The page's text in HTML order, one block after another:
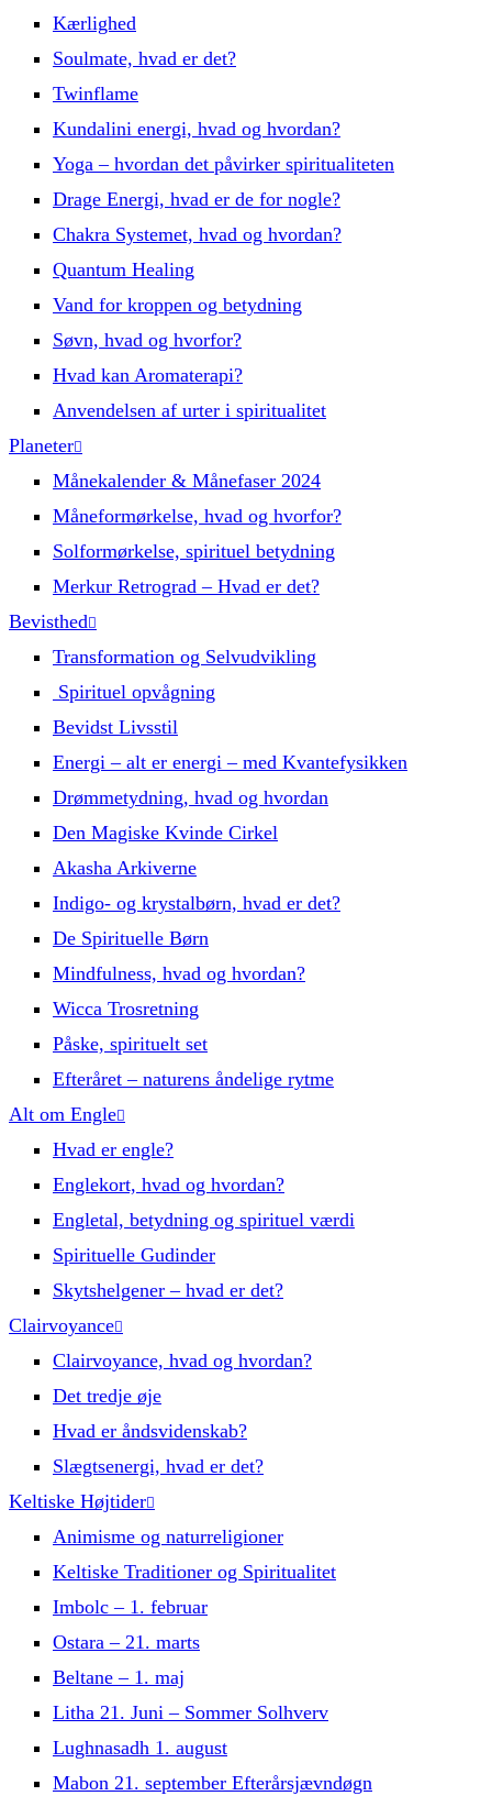
Kærlighed
Soulmate, hvad er det?
Twinflame
Kundalini energi, hvad og hvordan?
Yoga – hvordan det påvirker spiritualiteten
Drage Energi, hvad er de for nogle?
Chakra Systemet, hvad og hvordan?
Quantum Healing
Vand for kroppen og betydning
Søvn, hvad og hvorfor?
Hvad kan Aromaterapi?
Anvendelsen af urter i spiritualitet
Planeter
Månekalender & Månefaser 2024
Måneformørkelse, hvad og hvorfor?
Solformørkelse, spirituel betydning
Merkur Retrograd – Hvad er det?
Bevisthed
Transformation og Selvudvikling
Spirituel opvågning
Bevidst Livsstil
Energi – alt er energi – med Kvantefysikken
Drømmetydning, hvad og hvordan
Den Magiske Kvinde Cirkel
Akasha Arkiverne
Indigo- og krystalbørn, hvad er det?
De Spirituelle Børn
Mindfulness, hvad og hvordan?
Wicca Trosretning
Påske, spirituelt set
Efteråret – naturens åndelige rytme
Alt om Engle
Hvad er engle?
Englekort, hvad og hvordan?
Engletal, betydning og spirituel værdi
Spirituelle Gudinder
Skytshelgener – hvad er det?
Clairvoyance
Clairvoyance, hvad og hvordan?
Det tredje øje
Hvad er åndsvidenskab?
Slægtsenergi, hvad er det?
Keltiske Højtider
Animisme og naturreligioner
Keltiske Traditioner og Spiritualitet
Imbolc – 1. februar
Ostara – 21. marts
Beltane – 1. maj
Litha 21. Juni – Sommer Solhverv
Lughnasadh 1. august
Mabon 21. september Efterårsjævndøgn